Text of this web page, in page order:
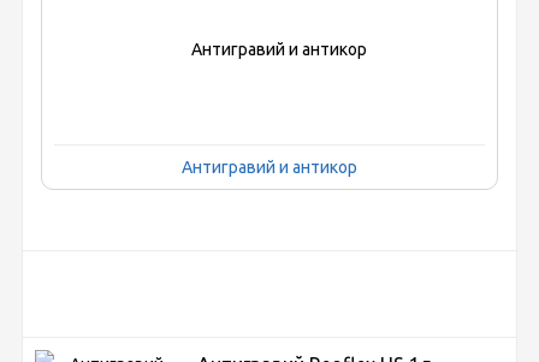
Антигравий и антикор